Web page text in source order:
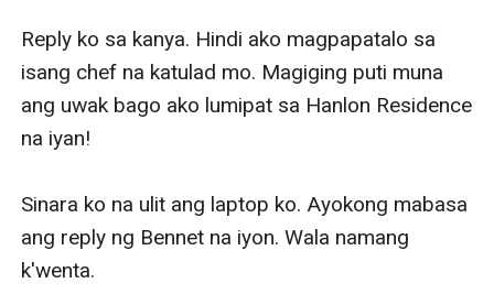
Reply ko sa kanya. Hindi ako magpapatalo sa
isang chef na katulad mo. Magiging puti muna
ang uwak bago ako lumipat sa Hanlon Residence
na iyan!
Sinara ko na ulit ang laptop ko. Ayokong mabasa
ang reply ng Bennet na iyon. Wala namang
k'wenta.